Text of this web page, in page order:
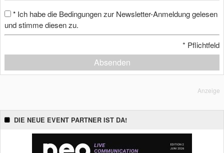
* Ich habe die Bedingungen zur Newsletter-Anmeldung gelesen
und stimme diesen zu.
* Pflichtfeld
Absenden
Anzeige
DIE NEUE EVENT PARTNER IST DA!